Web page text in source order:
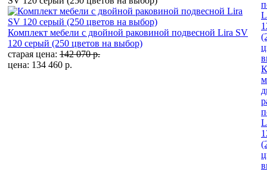
Комплект мебели с двойной раковиной подвесной Lira SV
120 серый (250 цветов на выбор)
старая цена: 142 070 р.
цена: 134 460 р.